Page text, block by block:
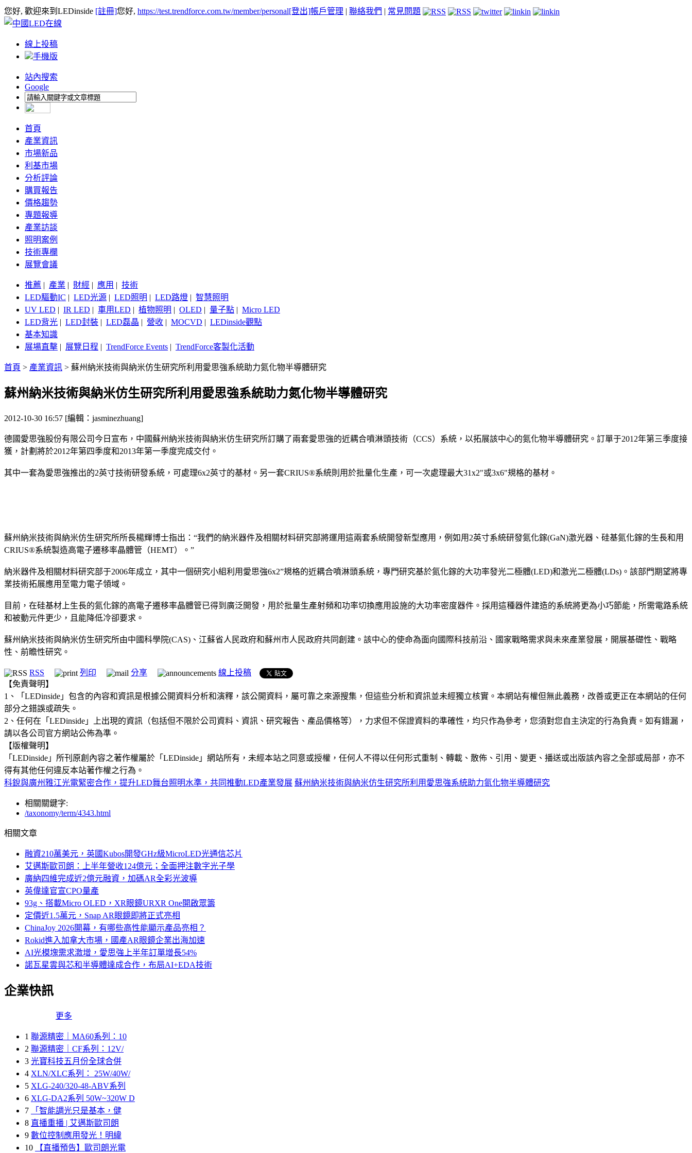
您好, 歡迎來到LEDinside [註冊]您好, https://test.trendforce.com.tw/member/personal[登出]帳戶管理 | 聯絡我們 | 常見問題
線上投稿
手機版
站內搜索
Google
首頁
產業資訊
市場新品
利基市場
分析評論
購買報告
價格趨勢
專題報導
產業訪談
照明案例
技術專欄
展覽會議
推薦 | 產業 | 財經 | 應用 | 技術
LED驅動IC | LED光源 | LED照明 | LED路燈 | 智慧照明
UV LED | IR LED | 車用LED | 植物照明 | OLED | 量子點 | Micro LED
LED背光 | LED封裝 | LED磊晶 | 營收 | MOCVD | LEDinside觀點
基本知識
展場直擊 | 展覽日程 | TrendForce Events | TrendForce客製化活動
首頁 > 產業資訊 > 蘇州納米技術與納米仿生研究所利用愛思強系統助力氮化物半導體研究
蘇州納米技術與納米仿生研究所利用愛思強系統助力氮化物半導體研究
2012-10-30 16:57 [編輯：jasminezhuang]
德國愛思強股份有限公司今日宣布，中國蘇州納米技術與納米仿生研究所訂購了兩套愛思強的近耦合噴淋頭技術（CCS）系統，以拓展該中心的氮化物半導體研究。訂單于2012年第三季度接
獲，計劃將於2012年第四季度和2013年第一季度完成交付。
其中一套為愛思強推出的2英寸技術研發系統，可處理6x2英寸的基材。另一套CRIUS®系統則用於批量化生產，可一次處理最大31x2"或3x6"規格的基材。
蘇州納米技術與納米仿生研究所所長楊輝博士指出：“我們的納米器件及相關材料研究部將運用這兩套系統開發新型應用，例如用2英寸系統研發氮化鎵(GaN)激光器、硅基氮化鎵的生長和用
CRIUS®系統製造高電子遷移率晶體管（HEMT）。”
納米器件及相關材料研究部于2006年成立，其中一個研究小組利用愛思強6x2”規格的近耦合噴淋頭系統，專門研究基於氮化鎵的大功率發光二極體(LED)和激光二極體(LDs)。該部門期望將專
業技術拓展應用至電力電子領域。
目前，在硅基材上生長的氮化鎵的高電子遷移率晶體管已得到廣泛開發，用於批量生產射頻和功率切換應用設施的大功率密度器件。採用這種器件建造的系統將更為小巧節能，所需電路系統
和被動元件更少，且能降低冷卻要求。
蘇州納米技術與納米仿生研究所由中國科學院(CAS)、江蘇省人民政府和蘇州市人民政府共同創建。該中心的使命為面向國際科技前沿、國家戰略需求與未來產業發展，開展基礎性、戰略
性、前瞻性研究。
RSS 列印 分享
線上投稿
【免責聲明】
1、「LEDinside」包含的內容和資訊是根據公開資料分析和演釋，該公開資料，屬可靠之來源搜集，但這些分析和資訊並未經獨立核實。本網站有權但無此義務，改善或更正在本網站的任何
部分之錯誤或疏失。
2、任何在「LEDinside」上出現的資訊（包括但不限於公司資料、資訊、研究報告、產品價格等），力求但不保證資料的準確性，均只作為參考，您須對您自主決定的行為負責。如有錯漏，
請以各公司官方網站公佈為準。
【版權聲明】
「LEDinside」所刊原創內容之著作權屬於「LEDinside」網站所有，未經本站之同意或授權，任何人不得以任何形式重制、轉載、散佈、引用、變更、播送或出版該內容之全部或局部，亦不
得有其他任何違反本站著作權之行為。
科銳與廣州雅江光電緊密合作，提升LED舞台照明水準，共同推動LED產業發展 蘇州納米技術與納米仿生研究所利用愛思強系統助力氮化物半導體研究
相關關鍵字:
/taxonomy/term/4343.html
相關文章
融資210萬美元，英國Kubos開發GHz級MicroLED光通信芯片
艾邁斯歐司朗：上半年營收124億元；全面押注數字光子學
廣納四維完成近2億元融資，加碼AR全彩光波導
英偉達官宣CPO量產
93g、搭載Micro OLED，XR眼鏡URXR One開啟眾籌
定價近1.5萬元，Snap AR眼鏡即將正式亮相
ChinaJoy 2026開幕，有哪些高性能顯示產品亮相？
Rokid進入加拿大市場，國產AR眼鏡企業出海加速
AI光模塊需求激增，愛思強上半年訂單增長54%
諾瓦星雲與芯和半導體達成合作，布局AI+EDA技術
企業快訊
更多
1 聯源精密｜MA60系列：10
2 聯源精密｜CF系列：12V/
3 光寶科技五月份全球合併
4 XLN/XLC系列： 25W/40W/
5 XLG-240/320-48-ABV系列
6 XLG-DA2系列 50W~320W D
7
「智能調光只是基本，健
8 直播重播 | 艾邁斯歐司朗
9 數位控制應用發光！明緯
10
【直播預告】歐司朗光電